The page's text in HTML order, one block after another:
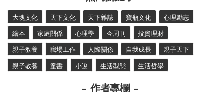
大塊文化 天下文化 天下雜誌 寶瓶文化 心理勵志
繪本 家庭關係 心理學 今周刊 投資理財
親子教養 職場工作 人際關係 自我成長 親子天下
親子教養 童書 小說 生活型態 生活哲學
作者專欄